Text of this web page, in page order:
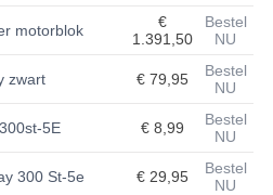
motorblok
€
1.391,50
Bestel
NU
zwart € 79,95
Bestel
NU
5E € 8,99
Bestel
NU
300 St-5e € 29,95
Bestel
NU